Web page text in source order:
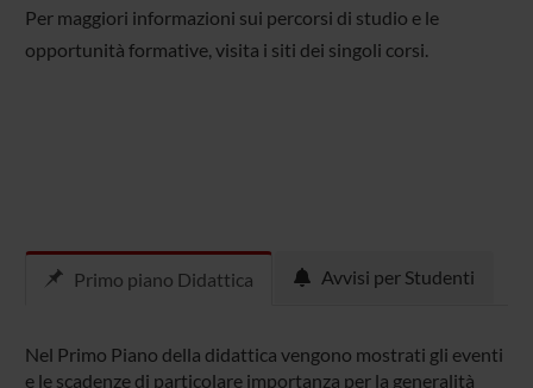
Per maggiori informazioni sui percorsi di studio e le
opportunità formative, visita i siti dei singoli corsi.
Primo piano Didattica Avvisi per Studenti
Nel Primo Piano della didattica vengono mostrati gli eventi
e le scadenze di particolare importanza per la generalità